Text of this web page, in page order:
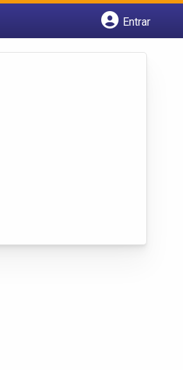
Entrar